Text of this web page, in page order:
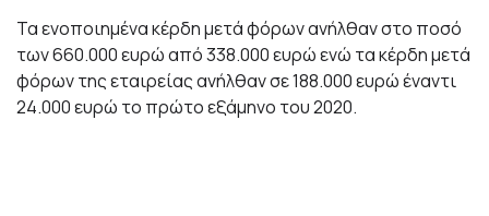
Τα ενοποιημένα κέρδη μετά φόρων ανήλθαν στο ποσό
των 660.000 ευρώ από 338.000 ευρώ ενώ τα κέρδη μετά
φόρων της εταιρείας ανήλθαν σε 188.000 ευρώ έναντι
24.000 ευρώ το πρώτο εξάμηνο του 2020.